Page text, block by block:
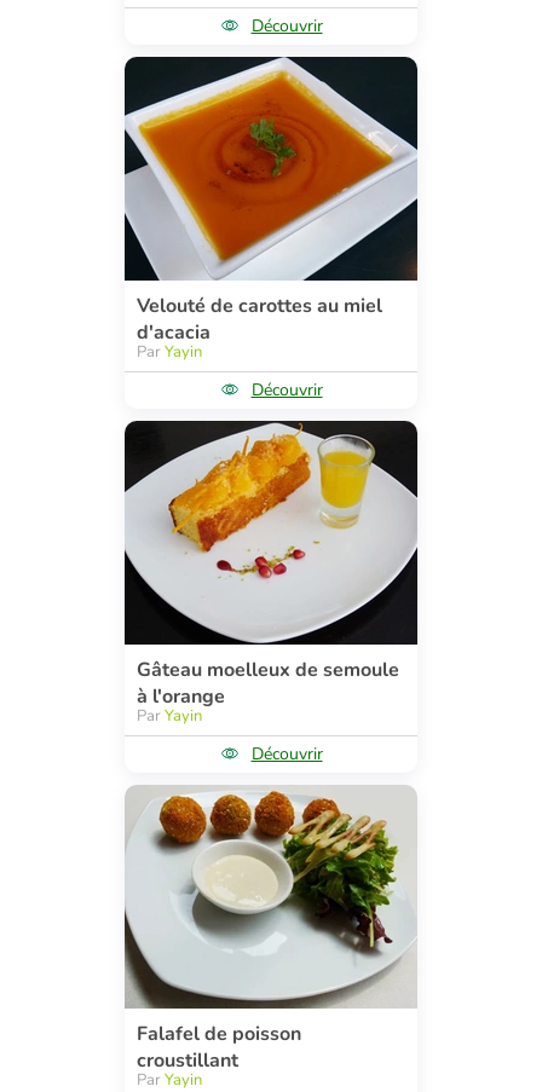
Découvrir
Velouté de carottes au miel
d'acacia
Par Yayin
Découvrir
Gâteau moelleux de semoule
à l'orange
Par Yayin
Découvrir
Falafel de poisson
croustillant
Par Yayin